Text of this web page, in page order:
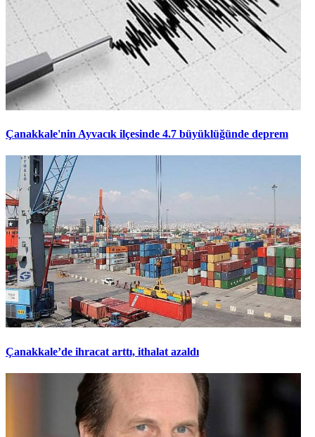
Çanakkale'nin Ayvacık ilçesinde 4.7 büyüklüğünde deprem
Çanakkale’de ihracat arttı, ithalat azaldı